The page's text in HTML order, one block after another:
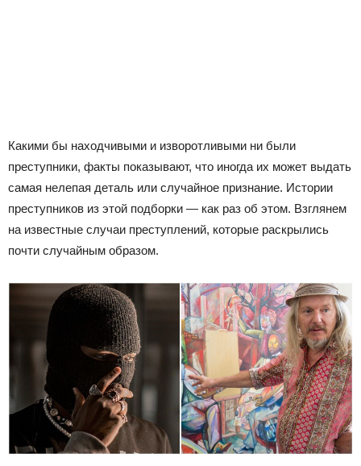
Какими бы находчивыми и изворотливыми ни были
преступники, факты показывают, что иногда их может выдать
самая нелепая деталь или случайное признание. Истории
преступников из этой подборки — как раз об этом. Взглянем
на известные случаи преступлений, которые раскрылись
почти случайным образом.